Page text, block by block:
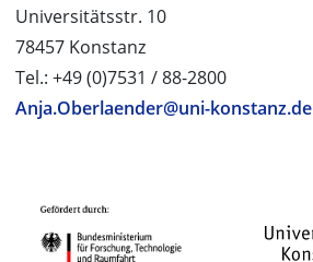
Universitätsstr. 10
78457 Konstanz
Tel.: +49 (0)7531 / 88-2800
Anja.Oberlaender@uni-konstanz.de